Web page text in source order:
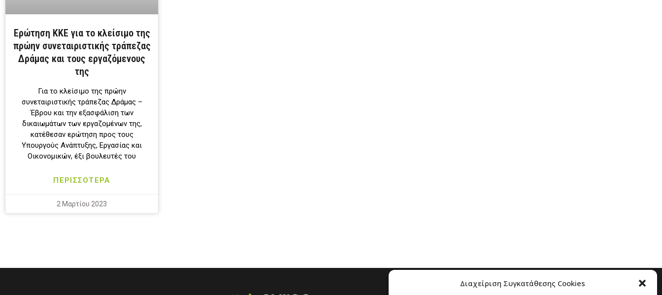
Διαχείριση Συγκατάθεσης Cookies
Ερώτηση ΚΚΕ για το κλείσιμο της
πρώην συνεταιριστικής τράπεζας
Δράμας και τους εργαζόμενους
της
Για το κλείσιμο της πρώην
συνεταιριστικής τράπεζας Δράμας –
Έβρου και την εξασφάλιση των
δικαιωμάτων των εργαζομένων της,
κατέθεσαν ερώτηση προς τους
Υπουργούς Ανάπτυξης, Εργασίας και
Οικονομικών, έξι βουλευτές του
ΠΕΡΙΣΣΟΤΕΡΑ
2 Μαρτίου 2023